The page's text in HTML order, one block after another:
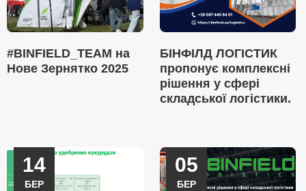
#BINFIELD_TEAM на
Нове Зернятко 2025
БІНФІЛД ЛОГІСТИК
пропонує комплексні
рішення у сфері
складської логістики.
14
БЕР
05
БЕР